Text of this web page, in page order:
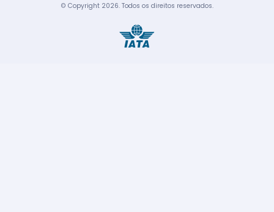
© Copyright 2026. Todos os direitos reservados.